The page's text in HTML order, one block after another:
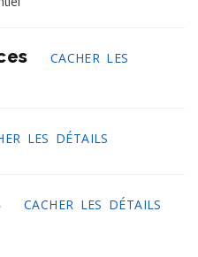
CACHER LES
LES DÉTAILS
CACHER LES DÉTAILS